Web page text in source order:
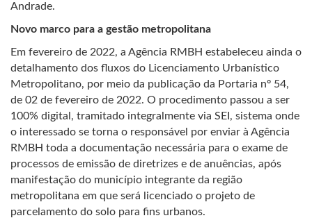
Andrade.
Novo marco para a gestão metropolitana
Em fevereiro de 2022, a Agência RMBH estabeleceu ainda o
detalhamento dos fluxos do Licenciamento Urbanístico
Metropolitano, por meio da publicação da Portaria nº 54,
de 02 de fevereiro de 2022. O procedimento passou a ser
100% digital, tramitado integralmente via SEI, sistema onde
o interessado se torna o responsável por enviar à Agência
RMBH toda a documentação necessária para o exame de
processos de emissão de diretrizes e de anuências, após
manifestação do município integrante da região
metropolitana em que será licenciado o projeto de
parcelamento do solo para fins urbanos.